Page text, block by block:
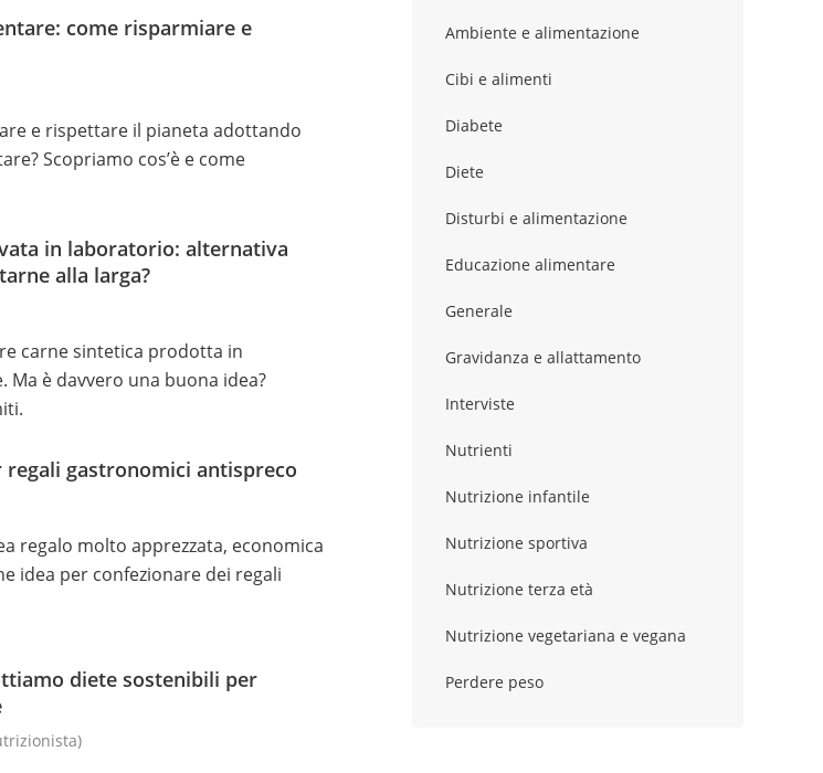
come risparmiare e
e rispettare il pianeta adottando
Scopriamo cos’è e come
in laboratorio: alternativa
alla larga?
carne sintetica prodotta in
è davvero una buona idea?
regali gastronomici antispreco
regalo molto apprezzata, economica
idea per confezionare dei regali
diete sostenibili per
Ambiente e alimentazione
Cibi e alimenti
Diabete
Diete
Disturbi e alimentazione
Educazione alimentare
Generale
Gravidanza e allattamento
Interviste
Nutrienti
Nutrizione infantile
Nutrizione sportiva
Nutrizione terza età
Nutrizione vegetariana e vegana
Perdere peso